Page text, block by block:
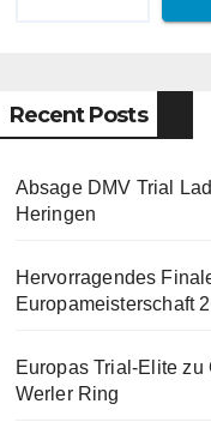
Recent Posts
Absage DMV Trial
Heringen
Hervorragendes
Europameisterschaft
Europas Trial-Elite zu
Werler Ring